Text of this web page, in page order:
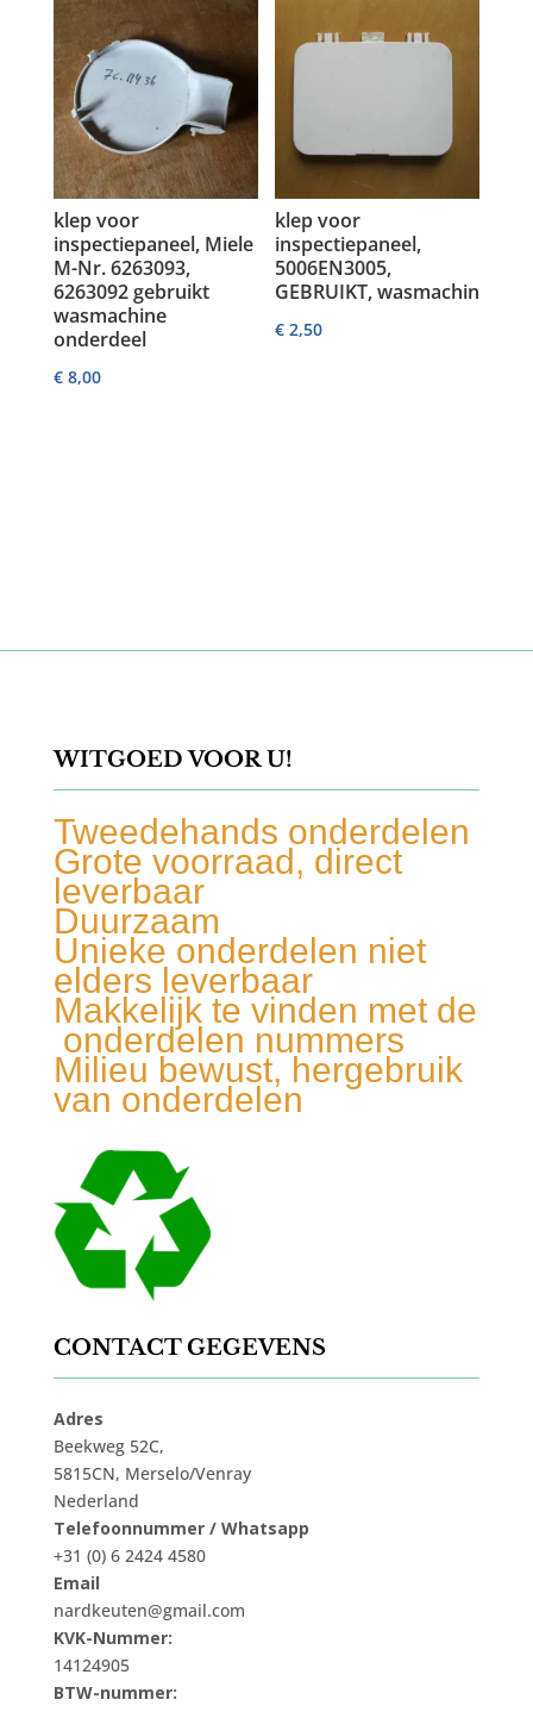
klep voor
inspectiepaneel, Miele
M-Nr. 6263093,
6263092 gebruikt
wasmachine
onderdeel
€8,00
klep voor
inspectiepaneel,
5006EN3005,
GEBRUIKT, wasmachin
€ 2,50
WITGOED VOOR U!
Tweedehands onderdelen
Grote voorraad, direct
leverbaar
Duurzaam
Unieke onderdelen niet
elders leverbaar
Makkelijk te vinden met de
onderdelen nummers
Milieu bewust, hergebruik
van onderdelen
CONTACT GEGEVENS
Adres
Beekweg 52C,
5815CN, Merselo/Venray
Nederland
Telefoonnummer / Whatsapp
+31 (0) 6 2424 4580
Email
nardkeuten@gmail.com
KVK-Nummer:
14124905
BTW-nummer: